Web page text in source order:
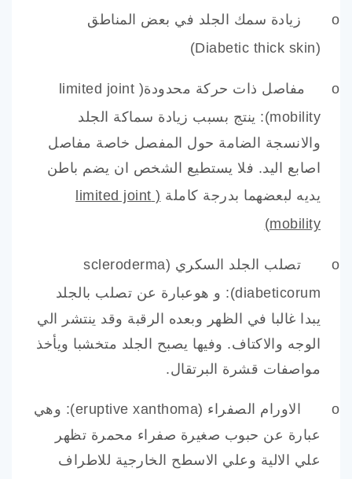
o
زيادة سمك الجلد في بعض المناطق
(
Diabetic thick skin
)
o مفاصل ذات حركة محدودة( limited joint
mobility): ينتج بسبب زيادة سماكة الجلد
والانسجة الضامة حول المفصل خاصة مفاصل
اصابع اليد. فلا يستطيع الشخص ان يضم باطن
يديه لبعضهما بدرجة كاملة (
limited joint
mobility
)
o تصلب الجلد السكري (scleroderma
diabeticorum): و هوعبارة عن تصلب بالجلد
يبدا غالبا في الظهر وبعده الرقبة وقد ينتشر الي
الوجه والاكتاف. وفيها يصبح الجلد متخشبا ويأخذ
مواصفات قشرة البرتقال.
o الاورام الصفراء (eruptive xanthoma): وهي
عبارة عن حبوب صغيرة صفراء محمرة تظهر
علي الالية وعلي الاسطح الخارجية للاطراف